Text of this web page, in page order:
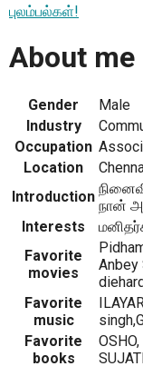
புலம்பல்கள்!
About me
Gender
Male
Industry
Occupation
Location
Introduction
நான்
Interests
Favorite
movies
Anbey
Favorite
music
Favorite
books